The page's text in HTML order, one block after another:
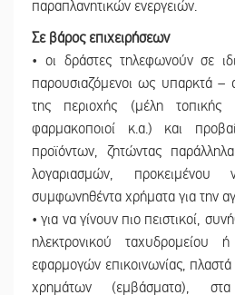
παραπλανητικών ενεργειών.
Σε βάρος επιχειρήσεων
• οι δράστες τηλεφωνούν σε
παρουσιαζόμενοι ως υπαρκτά –
της περιοχής (μέλη τοπικής
φαρμακοποιοί κ.α.) και
προϊόντων, ζητώντας
λογαριασμών,
συμφωνηθέντα χρήματα για την
• για να γίνουν πιο πειστικοί,
ηλεκτρονικού ταχυδρομείου
εφαρμογών επικοινωνίας,
χρημάτων (εμβάσματα), στα